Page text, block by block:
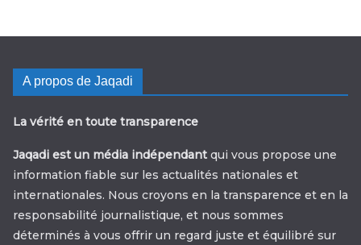
A propos de Jaqadi
La vérité en toute transparence
Jaqadi est un média indépendant qui vous propose une
information fiable sur les actualités nationales et
internationales. Nous croyons en la transparence et en la
responsabilité journalistique, et nous sommes
déterminés à vous offrir un regard juste et équilibré sur